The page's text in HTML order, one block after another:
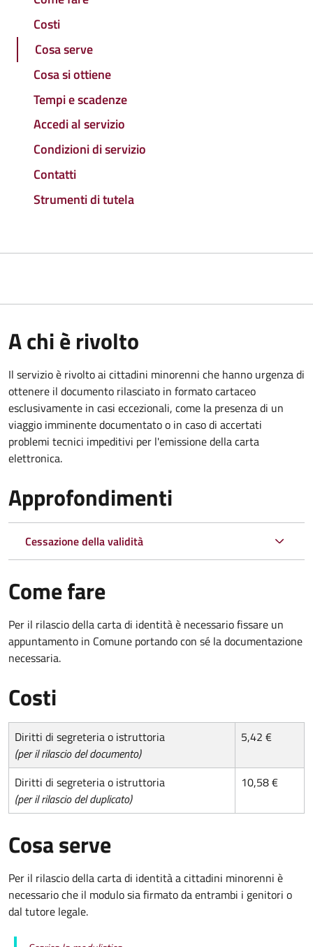
Costi
Cosa serve
Cosa si ottiene
Tempi e scadenze
Accedi al servizio
Condizioni di servizio
Contatti
Strumenti di tutela
A chi è rivolto
Il servizio è rivolto ai cittadini minorenni che hanno urgenza di
ottenere il documento rilasciato in formato cartaceo
esclusivamente in casi eccezionali, come la presenza di un
viaggio imminente documentato o in caso di accertati
problemi tecnici impeditivi per l'emissione della carta
elettronica.
Approfondimenti
Cessazione della validità
Come fare
Per il rilascio della carta di identità è necessario fissare un
appuntamento in Comune portando con sé la documentazione
necessaria.
Costi
Diritti di segreteria o istruttoria
(per il rilascio del documento)
5,42 €
Diritti di segreteria o istruttoria
(per il rilascio del duplicato)
10,58 €
Cosa serve
Per il rilascio della carta di identità a cittadini minorenni è
necessario che il modulo sia firmato da entrambi i genitori o
dal tutore legale.